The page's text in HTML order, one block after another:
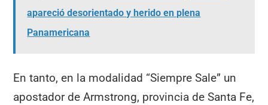
apareció desorientado y herido en plena
Panamericana
En tanto, en la modalidad “Siempre Sale” un
apostador de Armstrong, provincia de Santa Fe,